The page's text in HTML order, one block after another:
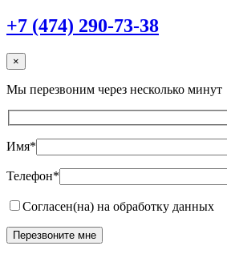
+7 (474) 290-73-38
×
Мы перезвоним через несколько минут
Имя*
Телефон*
Согласен(на) на обработку данных